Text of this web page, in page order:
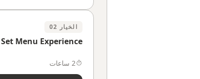
الخيار 02
Menu Experience
2 ساعات